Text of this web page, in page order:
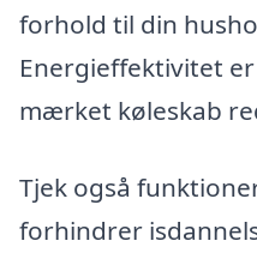
forhold til din
Energieffektivitet
mærket køleskab
Tjek også
forhindrer